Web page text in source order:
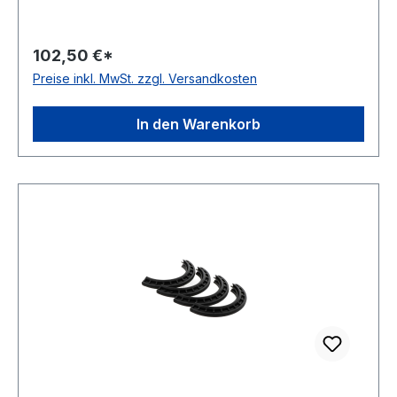
102,50 €*
Preise inkl. MwSt. zzgl. Versandkosten
In den Warenkorb